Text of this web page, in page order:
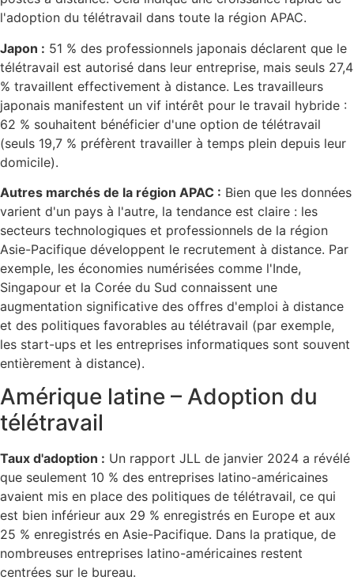
l'adoption du télétravail dans toute la région APAC.
Japon : 51 % des professionnels japonais déclarent que le
télétravail est autorisé dans leur entreprise, mais seuls 27,4
% travaillent effectivement à distance. Les travailleurs
japonais manifestent un vif intérêt pour le travail hybride :
62 % souhaitent bénéficier d'une option de télétravail
(seuls 19,7 % préfèrent travailler à temps plein depuis leur
domicile).
Autres marchés de la région APAC : Bien que les données
varient d'un pays à l'autre, la tendance est claire : les
secteurs technologiques et professionnels de la région
Asie-Pacifique développent le recrutement à distance. Par
exemple, les économies numérisées comme l'Inde,
Singapour et la Corée du Sud connaissent une
augmentation significative des offres d'emploi à distance
et des politiques favorables au télétravail (par exemple,
les start-ups et les entreprises informatiques sont souvent
entièrement à distance).
Amérique latine – Adoption du
télétravail
Taux d'adoption : Un rapport JLL de janvier 2024 a révélé
que seulement 10 % des entreprises latino-américaines
avaient mis en place des politiques de télétravail, ce qui
est bien inférieur aux 29 % enregistrés en Europe et aux
25 % enregistrés en Asie-Pacifique. Dans la pratique, de
nombreuses entreprises latino-américaines restent
centrées sur le bureau.